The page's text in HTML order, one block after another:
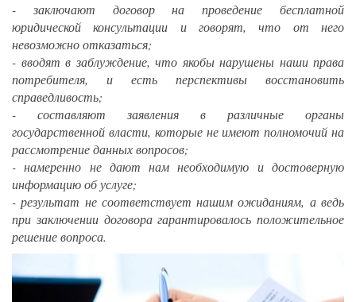
- заключают договор на проведение бесплатной
юридической консультации и говорят, что от него
невозможно отказаться;
- вводят в заблуждение, что якобы нарушены наши права
потребителя, и есть перспективы восстановить
справедливость;
- составляют заявления в различные органы
государственной власти, которые не имеют полномочий на
рассмотрение данных вопросов;
- намеренно не дают нам необходимую и достоверную
информацию об услуге;
- результат не соответствует нашим ожиданиям, а ведь
при заключении договора гарантировалось положительное
решение вопроса.